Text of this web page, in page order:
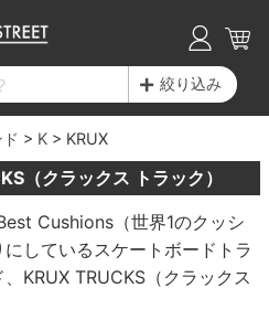
絞り込み
K KRUX
（クラックス トラック）
Cushions（世界1のクッシ
にしているスケートボードトラ
KRUX TRUCKS（クラックス
当日発送！
送料無料！
と20日は3倍！
品）
当日発送！
送料無料！
と20日は3倍！
のデッキ）
当日発送！
送料無料！
と20日は3倍！
てのトラック）
当日発送！
送料無料！
と20日は3倍！
てのウィール）
当日発送！
送料無料！
と20日は3倍！
当日発送！
送料無料！
と20日は3倍！
当日発送！
送料無料！
と20日は3倍！
当日発送！
送料無料！
と20日は3倍！
当日発送！
送料無料！
と20日は3倍！